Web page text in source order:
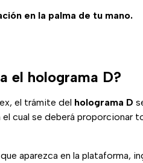
en la palma de tu mano.
el holograma D?
el trámite del holograma D
el cual se deberá proporcionar
aparezca en la plataforma,